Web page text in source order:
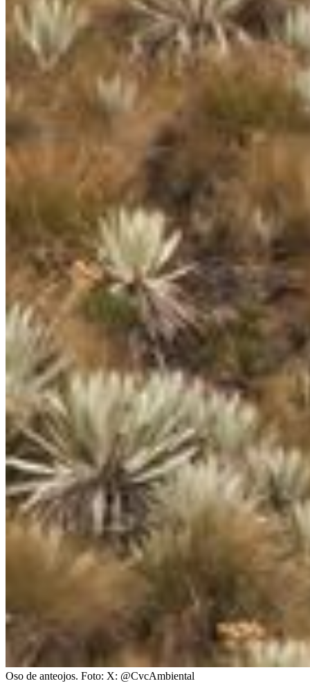
Oso de anteojos. Foto: X: @CvcAmbiental